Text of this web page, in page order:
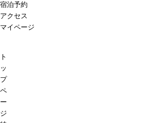
宿泊予約
アクセス
マイページ
ト
ッ
プ
ペ
ー
ジ